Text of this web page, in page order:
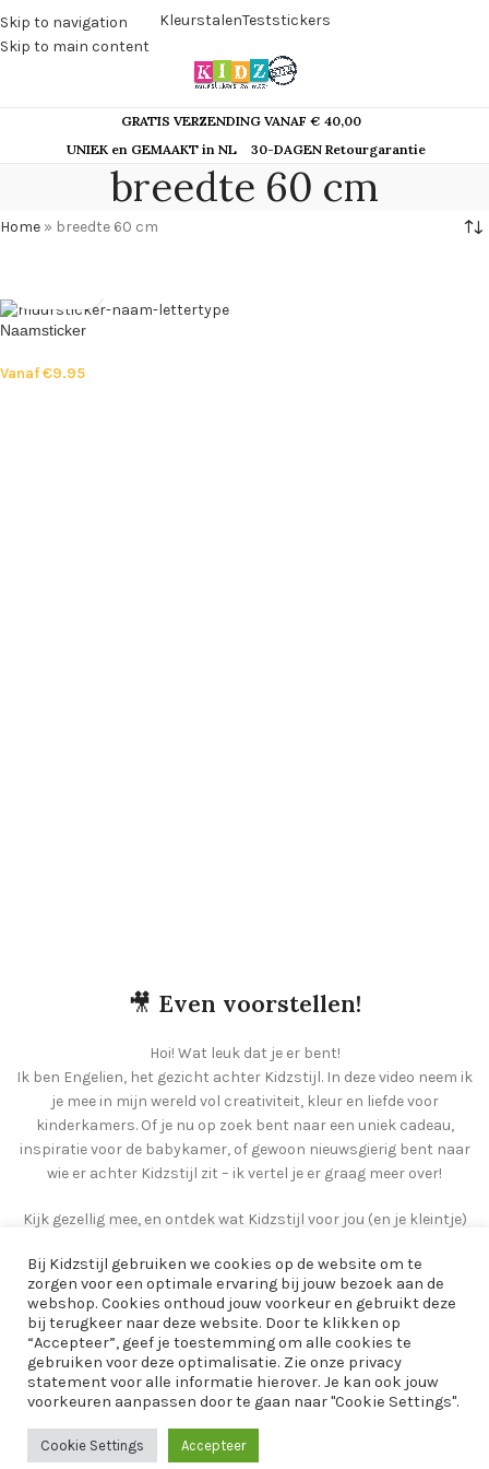
Skip to navigation
Skip to main content
KleurstalenTeststickers
GRATIS VERZENDING VANAF € 40,00
UNIEK en GEMAAKT in NL
30-DAGEN Retourgarantie
breedte 60 cm
Home » breedte 60 cm
Naamsticker
Vanaf€9.95
🎥 Even voorstellen!
Hoi! Wat leuk dat je er bent!
Ik ben Engelien, het gezicht achter Kidzstijl. In deze video neem ik
je mee in mijn wereld vol creativiteit, kleur en liefde voor
kinderkamers. Of je nu op zoek bent naar een uniek cadeau,
inspiratie voor de babykamer, of gewoon nieuwsgierig bent naar
wie er achter Kidzstijl zit – ik vertel je er graag meer over!
Kijk gezellig mee, en ontdek wat Kidzstijl voor jou (en je kleintje)
Bij Kidzstijl gebruiken we cookies op de website om te
zorgen voor een optimale ervaring bij jouw bezoek aan de
webshop. Cookies onthoud jouw voorkeur en gebruikt deze
bij terugkeer naar deze website. Door te klikken op
“Accepteer”, geef je toestemming om alle cookies te
gebruiken voor deze optimalisatie. Zie onze privacy
statement voor alle informatie hierover. Je kan ook jouw
voorkeuren aanpassen door te gaan naar "Cookie Settings".
Cookie Settings Accepteer